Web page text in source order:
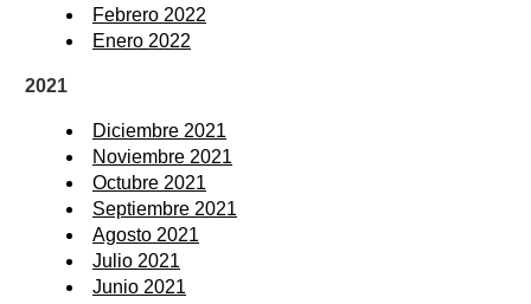
Febrero 2022
Enero 2022
2021
Diciembre 2021
Noviembre 2021
Octubre 2021
Septiembre 2021
Agosto 2021
Julio 2021
Junio 2021